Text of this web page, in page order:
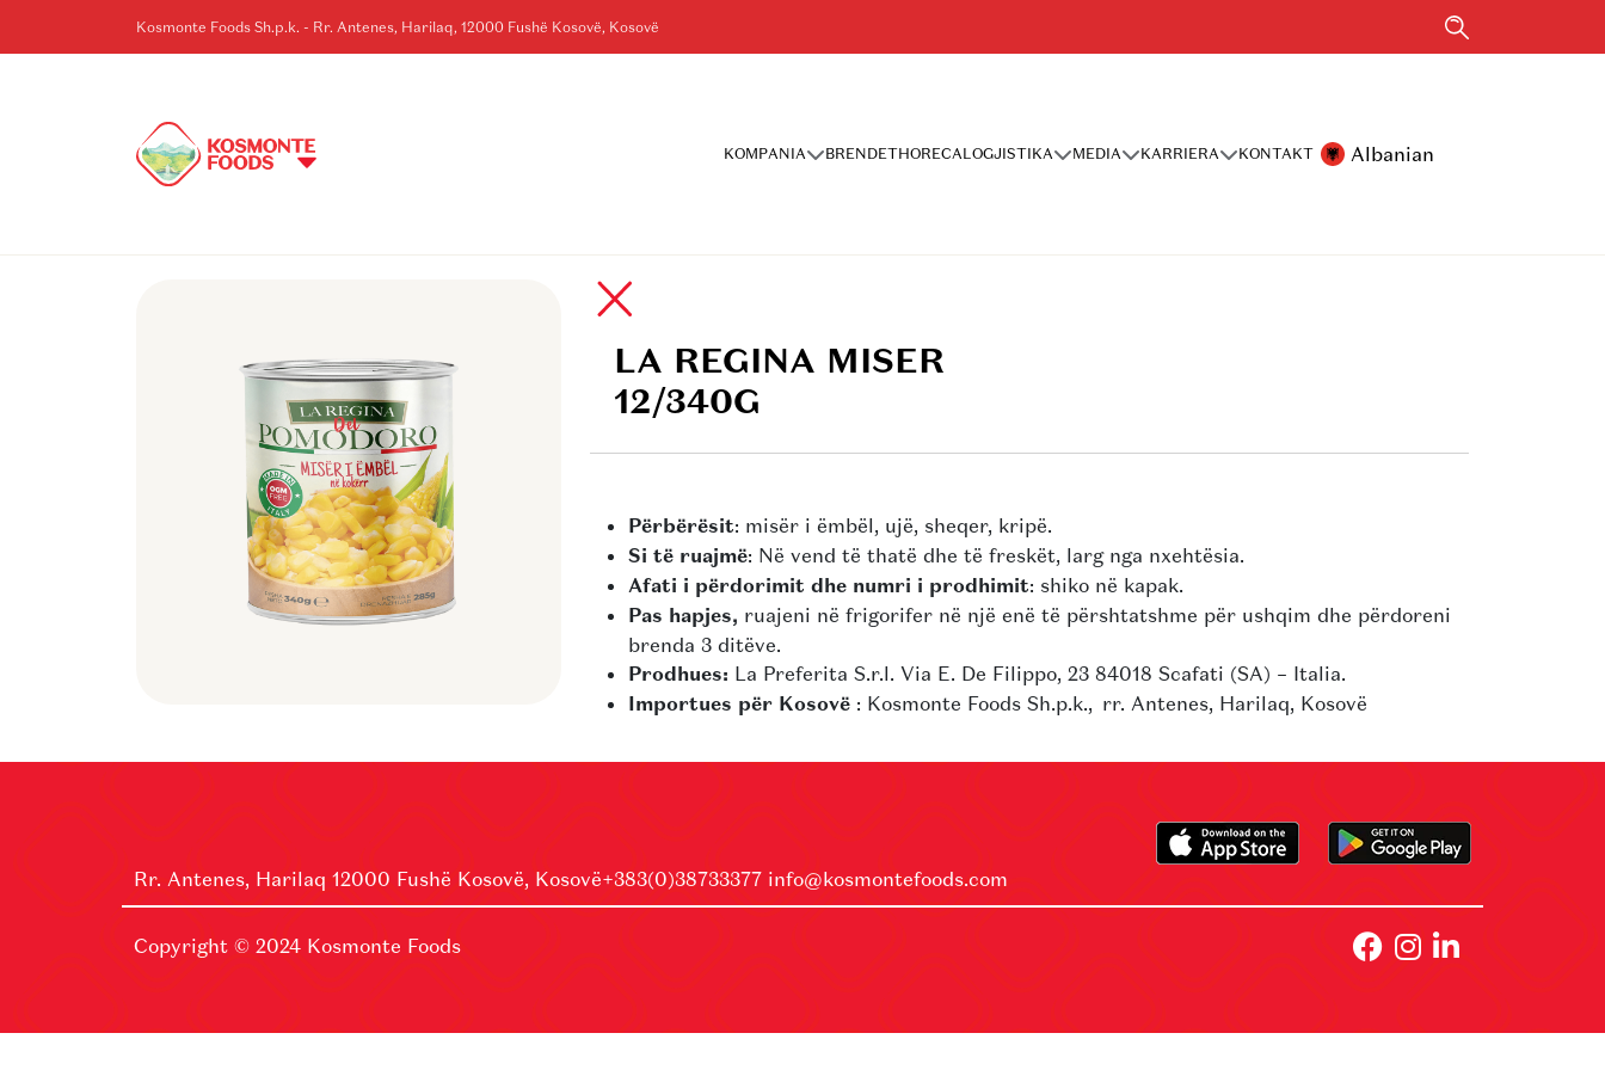
Kosmonte Foods Sh.p.k. - Rr. Antenes, Harilaq, 12000 Fushë Kosovë, Kosovë
KOMPANIA BRENDETHORECALOGJISTIKA MEDIA KARRIERA KONTAKT Albanian
HOME>BRENDET
LA REGINA MISER
12/340G
Përbërësit: misër i ëmbël, ujë, sheqer, kripë.
Si të ruajmë: Në vend të thatë dhe të freskët, larg nga nxehtësia.
Afati i përdorimit dhe numri i prodhimit: shiko në kapak.
Pas hapjes, ruajeni në frigorifer në një enë të përshtatshme për ushqim dhe përdoreni
brenda 3 ditëve.
Prodhues: La Preferita S.r.l. Via E. De Filippo, 23 84018 Scafati (SA) – Italia.
Importues për Kosovë : Kosmonte Foods Sh.p.k., rr. Antenes, Harilaq, Kosovë
Rr. Antenes, Harilaq 12000 Fushë Kosovë, Kosovë+383(0)38733377 info@kosmontefoods.com
Copyright © 2024 Kosmonte Foods